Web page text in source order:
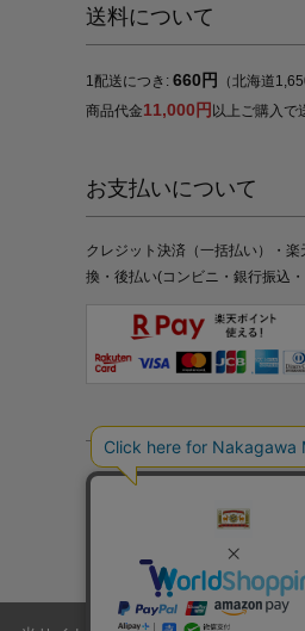
送料について
1配送につき: 660円
（北海道
商品代金11,000円 以上ご購入で
お支払いについて
クレジット決済（一括払い）・楽
換・後払い(コンビニ・銀行振込
プライバ